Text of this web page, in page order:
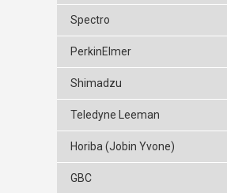
Spectro
PerkinElmer
Shimadzu
Teledyne Leeman
Horiba (Jobin Yvone)
GBC